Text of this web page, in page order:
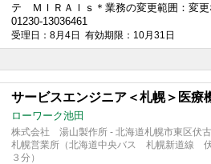
テ ＭＩＲＡＩｓ＊業務の変更範囲：変
01230-13036461
受理日：8月4日 有効期限：10月31日
サービスエンジニア＜札幌＞医療
ローワーク池田
株式会社 湯山製作所 - 北海道札幌市東区伏
札幌営業所（北海道中央バス 札幌新道線
３分）